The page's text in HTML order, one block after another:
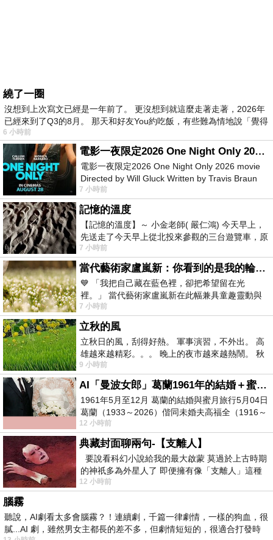
繞了一圈
沒想到上次寫文已經是一年前了。 更沒想到就這麼走著走著，2026年
已經來到了Q3的8月。 那天和好友You約吃飯，有些難為情地說「覺得
6 小時前
電影一夜限定2026 One Night Only 2026 movie
電影一夜限定2026 One Night Only 2026 movie
Directed by Will Gluck Written by Travis Braun
Starring Monica Barbaro
7 小時前
記憶的溫度
【記憶的溫度】～ 小金老師( 嚴仁鴻) 今天早上，
先送走了今天早上從北投來參觀的三台遊覽車，原
以為展場已經差不多要安靜下來，卻發
7 小時前
當代藝術家盧嵐新：你看到的是我的輪廓，還是你的故事？——藏在藍色裡的希望與光
💙 「我把自己藏在藍色裡，卻把希望留在光
裡。」 當代藝術家盧嵐新在此幅兼具童趣靈動與
抽象韻味的新作中，用湛藍的羽翼般色塊包覆著
7 小時前
立秋的風
立秋日的風，刮得好熱。 軍事演習，不外出。 高
雄越來越精彩。。。 晚上的夜市越來越熱鬧。 秋
天的風刮得很熱 夜遊消暑熱。。。
9 小時前
AI「曼波女郎」葛蘭1961年的結婚＋蜜月旅行 #戀上老電影 #葛蘭 #粟子
1961年5月至12月 葛蘭的結婚與蜜月旅行5月04日
葛蘭（1933～2026）偕同未婚夫高福全（1916～
2004）乘郵輪赴倫敦6月15日於英國倫敦St.S
12 小時前
典藏封面聊兩句-【支離人】
要說看科幻小說給我的最大啟蒙 莫過於上古時期
的神祇多為外星人了 即便擁有像「支離人」這種
驚世駭俗的神通法門 也未必讀
12 小時前
腦霧
聽說，AI劇看太多會腦霧？！連續劇，千篇一律劇情，一樣的狗血，很
膩...AI 劇，雖然男女主都長的差不多，但劇情短短的，很適合打發時